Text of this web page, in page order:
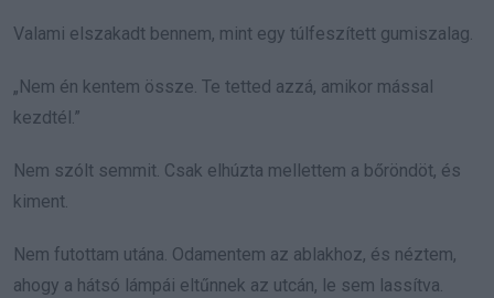
Valami elszakadt bennem, mint egy túlfeszített gumiszalag.
„Nem én kentem össze. Te tetted azzá, amikor mással
kezdtél.”
Nem szólt semmit. Csak elhúzta mellettem a bőröndöt, és
kiment.
Nem futottam utána. Odamentem az ablakhoz, és néztem,
ahogy a hátsó lámpái eltűnnek az utcán, le sem lassítva.